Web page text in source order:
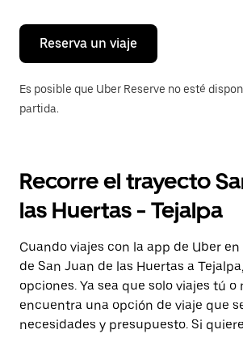
calendario.
Reserva un viaje
Es posible que Uber Reserve no esté
partida.
Recorre el trayecto
las Huertas - Tejalpa
Cuando viajes con la app de Uber
de San Juan de las Huertas a
opciones. Ya sea que solo viajes tú o
encuentra una opción de viaje que
necesidades y presupuesto. Si